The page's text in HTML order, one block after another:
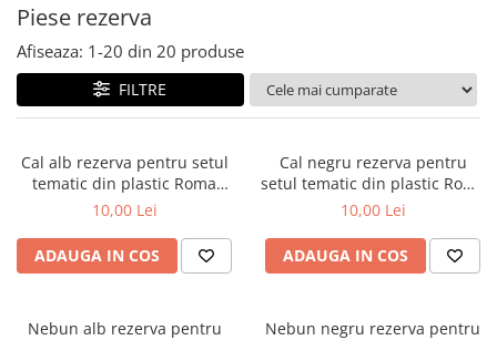
Ceasuri Pentru Diverse Jocuri
Ceasuri
Cluburi Si Scoli
Colectie De Partide
Computere de sah
DGT
Piese rezerva
Afiseaza: 1-20 din 20 produse
FILTRE
Cal alb rezerva pentru setul
tematic din plastic Roma
Antica
10,00 Lei
ADAUGA IN COS
Cal negru rezerva pentru
setul tematic din plastic Roma
Antica
10,00 Lei
ADAUGA IN COS
Nebun alb rezerva pentru
Nebun negru rezerva pentru